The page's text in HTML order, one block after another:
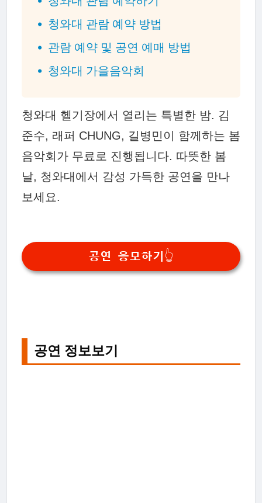
청와대 관람 예약 방법
관람 예약 및 공연 예매 방법
청와대 가을음악회
청와대 헬기장에서 열리는 특별한 밤. 김
준수, 래퍼 CHUNG, 길병민이 함께하는 봄
음악회가 무료로 진행됩니다. 따뜻한 봄
날, 청와대에서 감성 가득한 공연을 만나
보세요.
공연 응모하기👆
공연 정보보기